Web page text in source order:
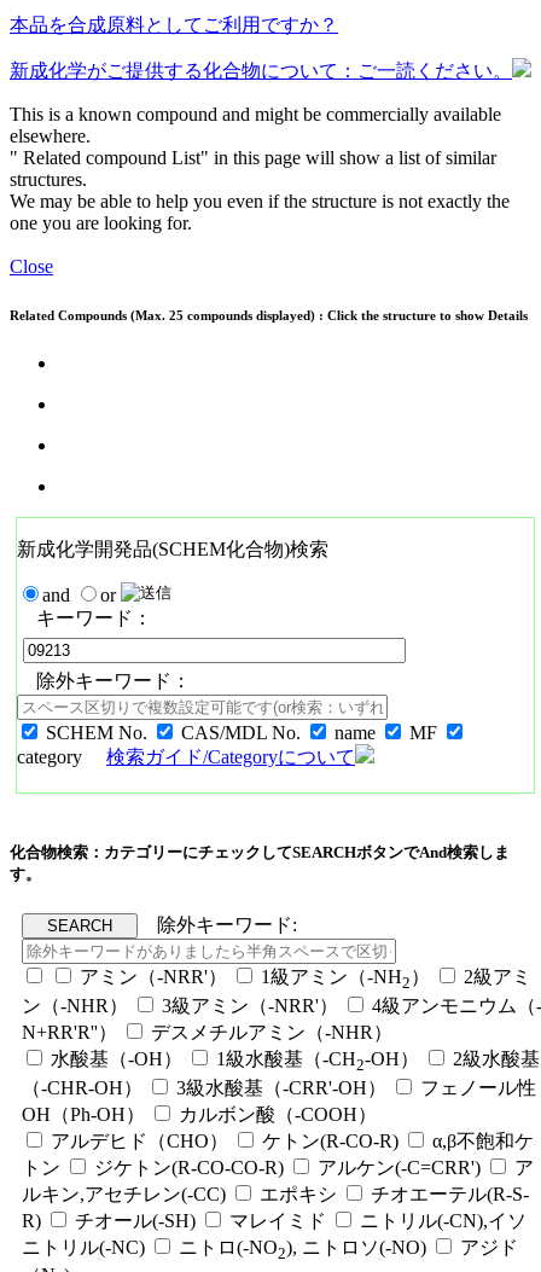
本品を合成原料としてご利用ですか？
新成化学がご提供する化合物について：ご一読ください。
This is a known compound and might be commercially available
elsewhere.
" Related compound List" in this page will show a list of similar
structures.
We may be able to help you even if the structure is not exactly the
one you are looking for.
Close
Related Compounds (Max. 25 compounds displayed) : Click the structure to show Details
新成化学開発品(SCHEM化合物)検索
and
or
キーワード：
除外キーワード：
SCHEM No. CAS/MDL No. name
MF
category
検索ガイド/Categoryについて
化合物検索：カテゴリーにチェックしてSEARCHボタンでAnd検索しま
す。
除外キーワード:
アミン（-NRR'） 1級アミン（-NH2 ）
2級アミ
ン（-NHR）
3級アミン（-NRR'）
4級アンモニウム（-
N+RR'R''）
デスメチルアミン（-NHR）
水酸基（-OH）
1級水酸基（-CH2-OH）
2級水酸基
（-CHR-OH）
3級水酸基（-CRR'-OH）
フェノール性
OH（Ph-OH）
カルボン酸（-COOH）
アルデヒド（CHO）
ケトン(R-CO-R)
α,β不飽和ケ
トン
ジケトン(R-CO-CO-R) アルケン(-C=CRR')
ア
ルキン,アセチレン(-CC)
エポキシ
チオエーテル(R-S-
R)
チオール(-SH) マレイミド
ニトリル(-CN),イソ
ニトリル(-NC)
ニトロ(-NO2), ニトロソ(-NO)
アジド